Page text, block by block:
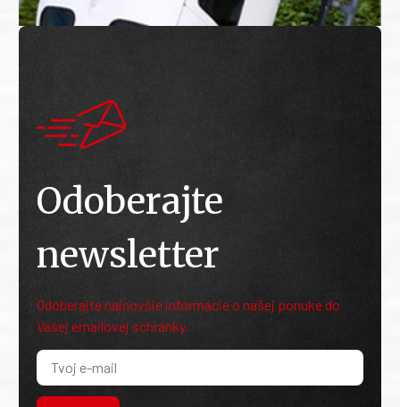
Odoberajte
newsletter
Odoberajte najnovšie informácie o našej ponuke do
Vašej emailovej schránky.